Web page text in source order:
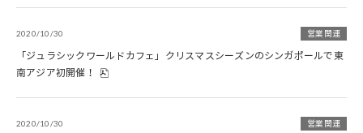
2020/10/30 営業関連
「ジュラシックワールドカフェ」クリスマスシーズンのシンガポールで東
南アジア初開催！
2020/10/30 営業関連